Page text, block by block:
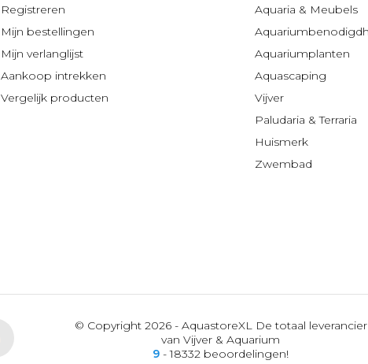
Registreren
Mijn bestellingen
Mijn verlanglijst
Aankoop intrekken
Vergelijk producten
Aquaria & Meubels
Aquariumplanten
Aquascaping
Vijver
Paludaria & Terraria
Huismerk
Zwembad
© Copyright 2026 - AquastoreXL De totaal leverancier
van Vijver & Aquarium
9 - 18332 beoordelingen!